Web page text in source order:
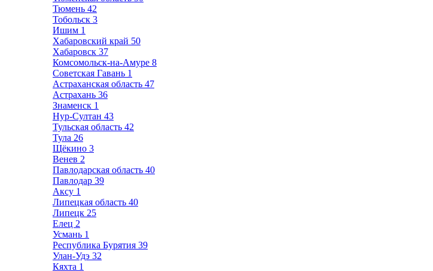
Тюмень 42
Тобольск 3
Ишим 1
Хабаровский край 50
Хабаровск 37
Комсомольск-на-Амуре 8
Советская Гавань 1
Астраханская область 47
Астрахань 36
Знаменск 1
Нур-Султан 43
Тульская область 42
Тула 26
Щёкино 3
Венев 2
Павлодарская область 40
Павлодар 39
Аксу 1
Липецкая область 40
Липецк 25
Елец 2
Усмань 1
Республика Бурятия 39
Улан-Удэ 32
Кяхта 1